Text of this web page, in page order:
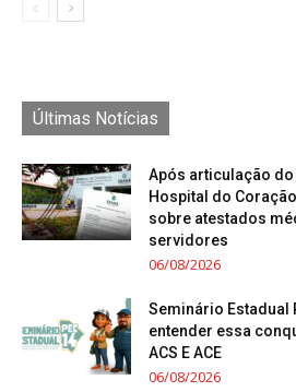
Últimas Notícias
Após articulação do
Hospital do
sobre atestados
servidores
06/08/2026
Seminário Estadual
entender essa
ACS E ACE
06/08/2026